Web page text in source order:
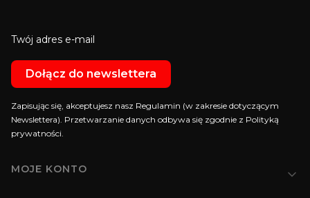
Twój adres e-mail
Dołącz do newslettera
Zapisując się, akceptujesz nasz Regulamin (w zakresie dotyczącym
Newslettera). Przetwarzanie danych odbywa się zgodnie z Polityką
prywatności.
Linki w stopce
MOJE KONTO